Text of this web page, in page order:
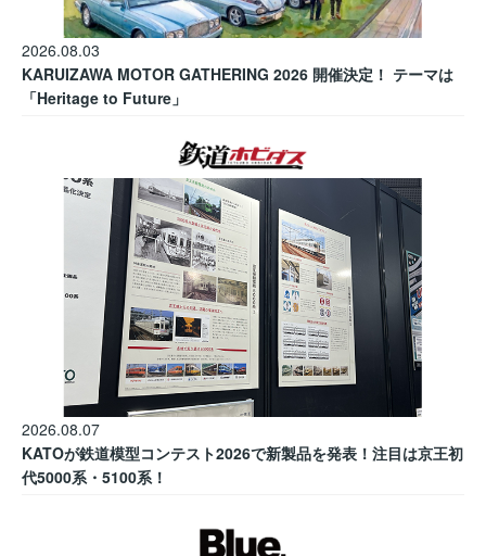
2026.08.03
KARUIZAWA MOTOR GATHERING 2026 開催決定！ テーマは
「Heritage to Future」
2026.08.07
KATOが鉄道模型コンテスト2026で新製品を発表！注目は京王初
代5000系・5100系！